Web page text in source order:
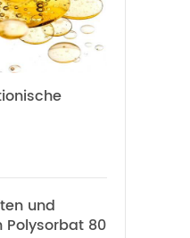
und
Polysorbat 80